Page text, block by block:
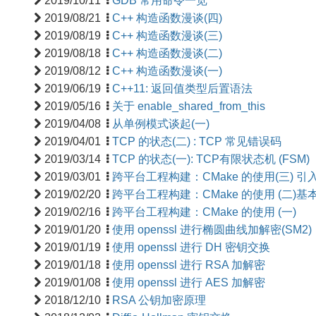
2019/08/21
C++ 构造函数漫谈(四)
2019/08/19
C++ 构造函数漫谈(三)
2019/08/18
C++ 构造函数漫谈(二)
2019/08/12
C++ 构造函数漫谈(一)
2019/06/19
C++11: 返回值类型后置语法
2019/05/16
关于 enable_shared_from_this
2019/04/08
从单例模式谈起(一)
2019/04/01
TCP 的状态(二) : TCP 常见错误码
2019/03/14
TCP 的状态(一): TCP有限状态机 (FSM)
2019/03/01
跨平台工程构建：CMake 的使用(三) 引
2019/02/20
跨平台工程构建：CMake 的使用 (二)基
2019/02/16
跨平台工程构建：CMake 的使用 (一)
2019/01/20
使用 openssl 进行椭圆曲线加解密(SM2)
2019/01/19
使用 openssl 进行 DH 密钥交换
2019/01/18
使用 openssl 进行 RSA 加解密
2019/01/08
使用 openssl 进行 AES 加解密
2018/12/10
RSA 公钥加密原理